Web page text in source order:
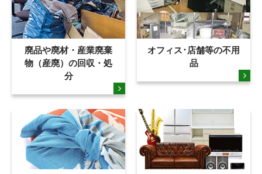
廃品や廃材・産業廃棄
物（産廃）の回収・処
分
オフィス･店舗等の不用
品